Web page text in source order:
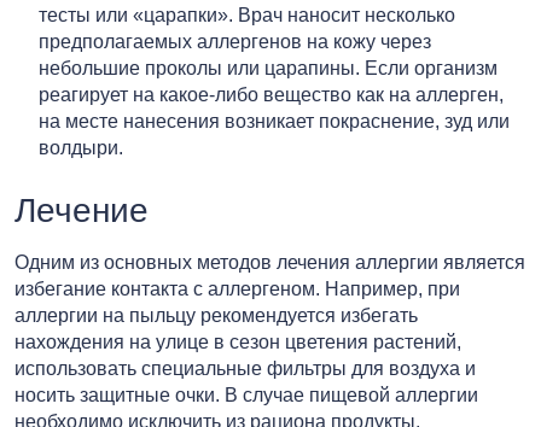
тесты или «царапки». Врач наносит несколько
предполагаемых аллергенов на кожу через
небольшие проколы или царапины. Если организм
реагирует на какое-либо вещество как на аллерген,
на месте нанесения возникает покраснение, зуд или
волдыри.
Лечение
Одним из основных методов лечения аллергии является
избегание контакта с аллергеном. Например, при
аллергии на пыльцу рекомендуется избегать
нахождения на улице в сезон цветения растений,
использовать специальные фильтры для воздуха и
носить защитные очки. В случае пищевой аллергии
необходимо исключить из рациона продукты,